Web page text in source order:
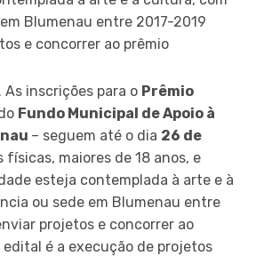
Blumenau entre 2017-2019
e concorrer ao prêmio
inscrições para o Prêmio
Fundo Municipal de Apoio à
– seguem até o dia 26 de
físicas, maiores de 18 anos, e
esteja contemplada à arte e à
ou sede em Blumenau entre
projetos e concorrer ao
edital é a execução de projetos